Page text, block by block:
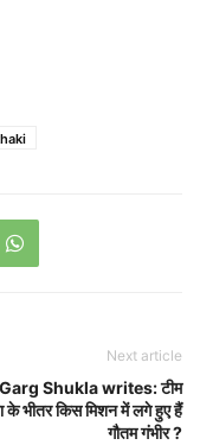
Next article
Shukla writes: टीम
के भीतर किस मिशन में लगे हुए हैं
गौतम गंभीर ?